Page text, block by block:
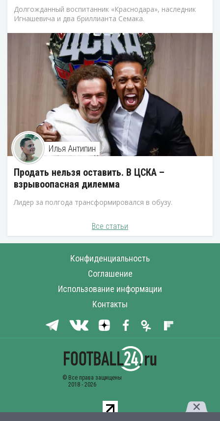
Долгожданный воспитанник «Краснодара», наследник
Игнашевича и два бриллианта Семака.
Илья Антипин
Продать нельзя оставить. В ЦСКА –
взрывоопасная дилемма
Лидер за полгода трансформировался в обузу.
Все статьи
Конфиденциальность
Соглашение
Использование информации
Контакты